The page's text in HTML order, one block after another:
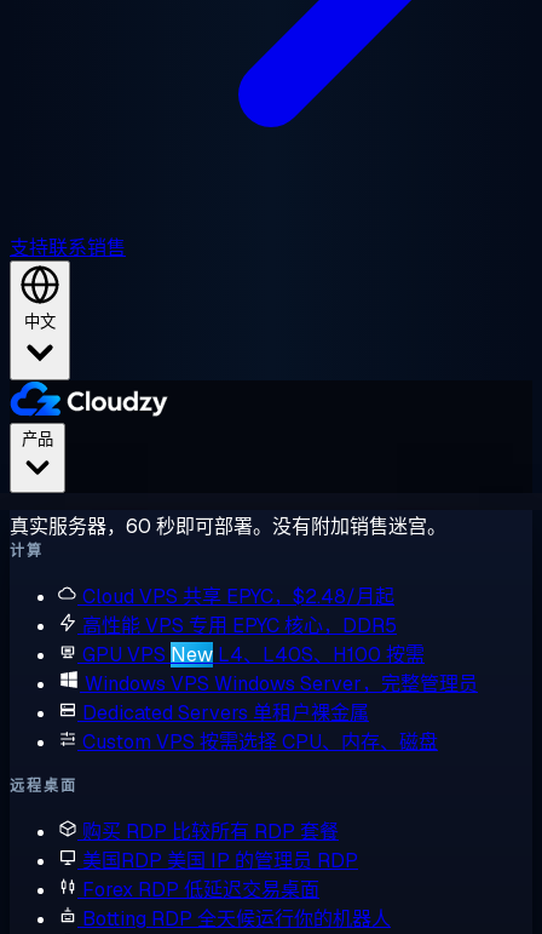
支持联系销售
中文
真实服务器，60 秒即可部署。没有附加销售迷宫。
计算
Cloud VPS 共享 EPYC，$2.48/月起
高性能 VPS 专用 EPYC 核心，DDR5
GPU VPS New L4、L40S、H100 按需
Windows VPS Windows Server，完整管理员
Dedicated Servers 单租户裸金属
Custom VPS 按需选择 CPU、内存、磁盘
远程桌面
购买 RDP 比较所有 RDP 套餐
美国RDP 美国 IP 的管理员 RDP
Forex RDP 低延迟交易桌面
Botting RDP 全天候运行你的机器人